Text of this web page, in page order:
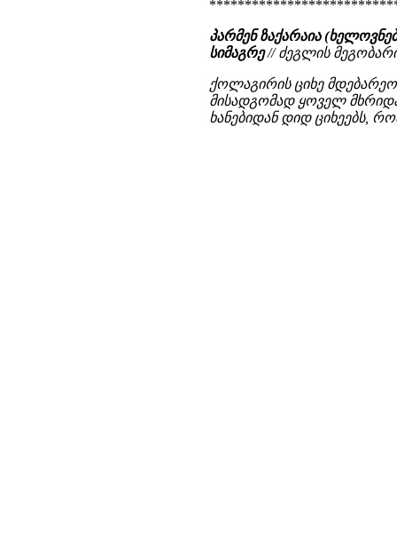
პარმენ ზაქარაია
სიმაგრე// ძეგლის
ქოლაგირის ციხე
მისადგომად ყოველ
ხანებიდან დიდ ციხეებს,